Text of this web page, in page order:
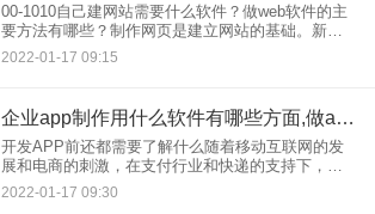
00-1010自己建网站需要什么软件？做web软件的主
要方法有哪些？制作网页是建立网站的基础。新人
需要一些软件做网页，会事半功倍。至于新手制作
网页用什么软件比较好，我们建议下面的软件可以
2022-01-17 09:15
企业app制作用什么软件有哪些方面,做app需要哪些方面的成本
开发APP前还都需要了解什么随着移动互联网的发
展和电商的刺激，在支付行业和快递的支持下，大
量传统企业不得不与移动互联网行业接轨。这种需
求推动了制作APP的发展，在开发APP之前，企业
2022-01-17 09:30